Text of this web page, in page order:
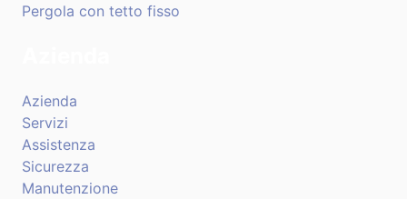
Pergola con tetto fisso
Azienda
Servizi
Assistenza
Sicurezza
Manutenzione